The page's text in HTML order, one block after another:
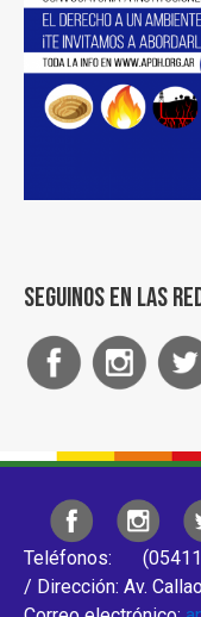
Seguinos en las
Teléfonos:
/ Dirección: Av.